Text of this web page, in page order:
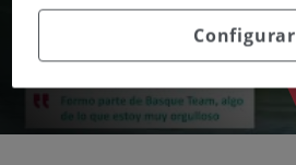
Configurar